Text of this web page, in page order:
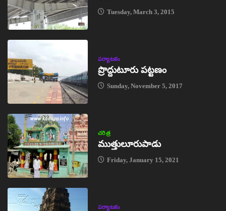
Tuesday, March 3, 2015
పర్యాటకం
ప్రొద్దుటూరు పట్టణం
Sunday, November 5, 2017
చరిత్ర
ముత్తులూరుపాడు
Friday, January 15, 2021
పర్యాటకం